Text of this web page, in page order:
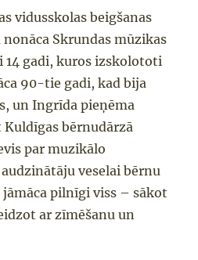
vidusskolas beigšanas
nonāca Skrundas mūzikas
14 gadi, kuros izskolototi
90-tie gadi, kad bija
unIngrīda pieņēma
Kuldīgasbērnudārzā
par muzikālo
veselai bērnu
jāmāca pilnīgi viss –sākot
ar zīmēšanu un